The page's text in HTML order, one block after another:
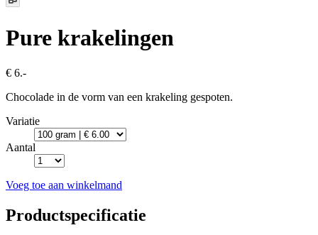
Pure krakelingen
€ 6.-
Chocolade in de vorm van een krakeling gespoten.
Variatie
Aantal
Voeg toe aan winkelmand
Productspecificatie